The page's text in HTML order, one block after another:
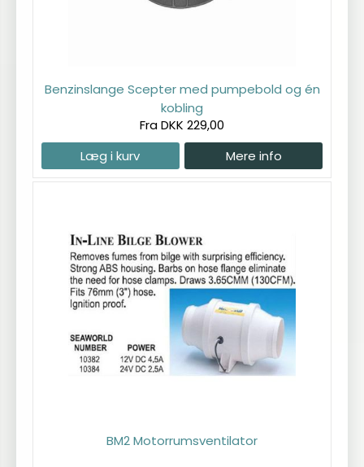
Benzinslange Scepter med pumpebold og én
kobling
Fra DKK 229,00
Læg i kurv
Mere info
BM2 Motorrumsventilator